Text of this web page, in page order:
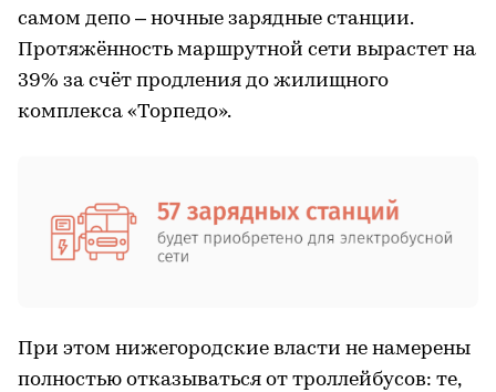
самом депо – ночные зарядные станции.
Протяжённость маршрутной сети вырастет на
39% за счёт продления до жилищного
комплекса «Торпедо».
При этом нижегородские власти не намерены
полностью отказываться от троллейбусов: те,